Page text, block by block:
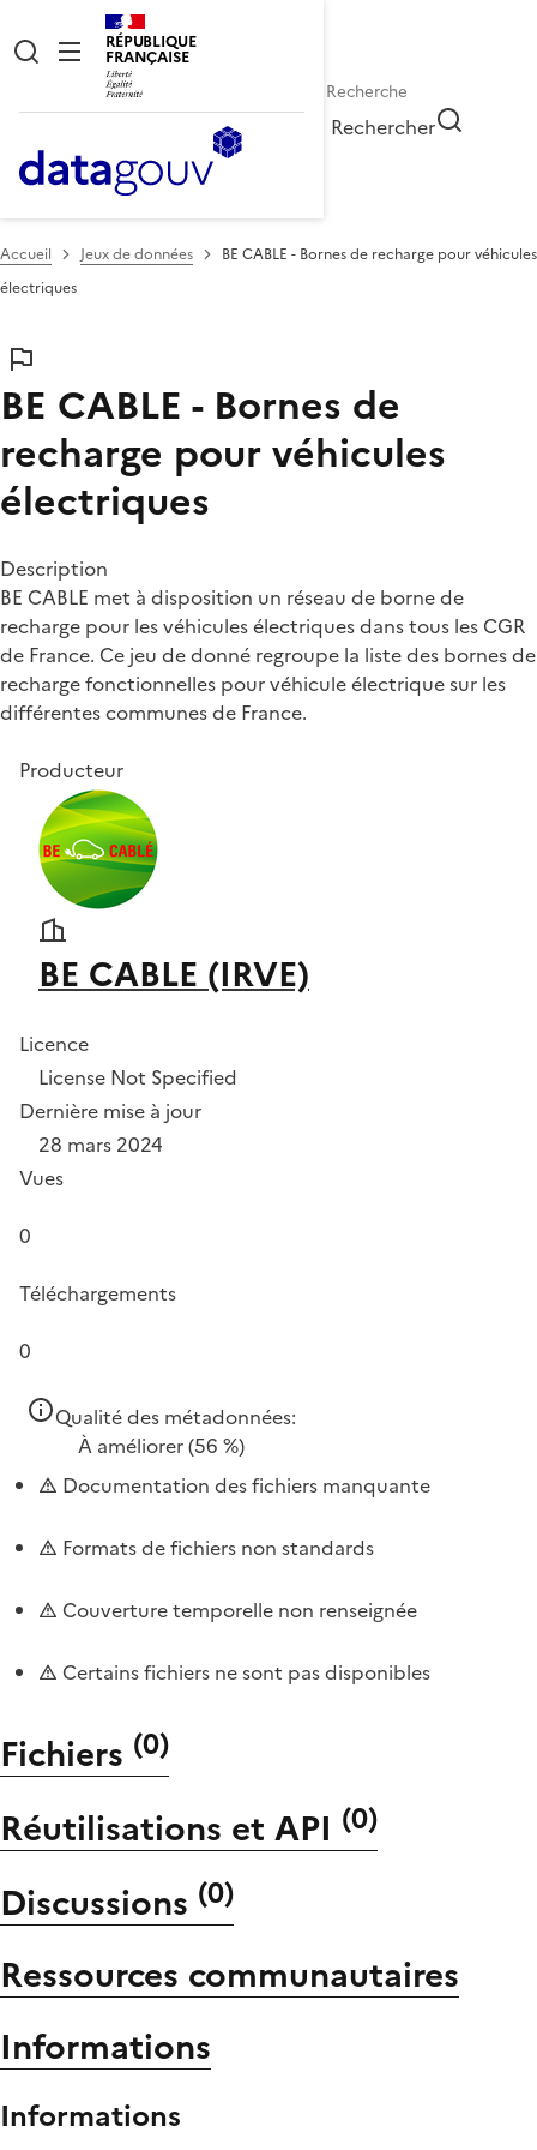
RÉPUBLIQUE
FRANÇAISE
Rechercher
Accueil Jeux de données
BE CABLE - Bornes de recharge pour véhicules
électriques
BE CABLE - Bornes de
recharge pour véhicules
électriques
Description
BE CABLE met à disposition un réseau de borne de
recharge pour les véhicules électriques dans tous les CGR
de France. Ce jeu de donné regroupe la liste des bornes de
recharge fonctionnelles pour véhicule électrique sur les
différentes communes de France.
Producteur
BE CABLE (IRVE)
Licence
License Not Specified
Dernière mise à jour
28 mars 2024
Vues
0
Téléchargements
0
Qualité des métadonnées:
À améliorer(56 %)
Documentation des fichiers manquante
Formats de fichiers non standards
Couverture temporelle non renseignée
Certains fichiers ne sont pas disponibles
Fichiers (0)
Réutilisations et API (0)
Discussions (0)
Ressources communautaires
Informations
Informations